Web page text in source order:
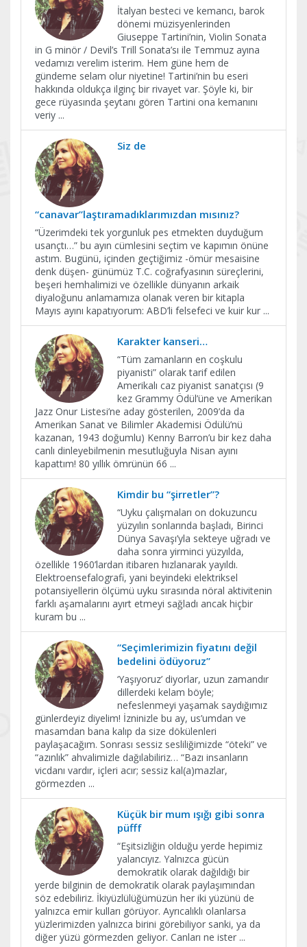
İtalyan besteci ve kemancı, barok
dönemi müzisyenlerinden
Giuseppe Tartini’nin, Violin Sonata
in G minör / Devil’s Trill Sonata’sı ile Temmuz ayına
vedamızı verelim isterim. Hem güne hem de
gündeme selam olur niyetine! Tartini’nin bu eseri
hakkında oldukça ilginç bir rivayet var. Şöyle ki, bir
gece rüyasında şeytanı gören Tartini ona kemanını
veriy ...
Siz de
“canavar”laştıramadıklarımızdan mısınız?
“Üzerimdeki tek yorgunluk pes etmekten duyduğum
usançtı…” bu ayın cümlesini seçtim ve kapımın önüne
astım. Bugünü, içinden geçtiğimiz -ömür mesaisine
denk düşen- günümüz T.C. coğrafyasının süreçlerini,
beşeri hemhalimizi ve özellikle dünyanın arkaik
diyaloğunu anlamamıza olanak veren bir kitapla
Mayıs ayını kapatıyorum: ABD’li felsefeci ve kuir kur ...
Karakter kanseri…
“Tüm zamanların en coşkulu
piyanisti” olarak tarif edilen
Amerikalı caz piyanist sanatçısı (9
kez Grammy Ödül’üne ve Amerikan
Jazz Onur Listesi’ne aday gösterilen, 2009’da da
Amerikan Sanat ve Bilimler Akademisi Ödülü’nü
kazanan, 1943 doğumlu) Kenny Barron’u bir kez daha
canlı dinleyebilmenin mesutluğuyla Nisan ayını
kapattım! 80 yıllık ömrünün 66 ...
Kimdir bu “şirretler”?
“Uyku çalışmaları on dokuzuncu
yüzyılın sonlarında başladı, Birinci
Dünya Savaşı’yla sekteye uğradı ve
daha sonra yirminci yüzyılda,
özellikle 1960’lardan itibaren hızlanarak yayıldı.
Elektroensefalografi, yani beyindeki elektriksel
potansiyellerin ölçümü uyku sırasında nöral aktivitenin
farklı aşamalarını ayırt etmeyi sağladı ancak hiçbir
kuram bu ...
“Seçimlerimizin fiyatını değil
bedelini ödüyoruz”
‘Yaşıyoruz’ diyorlar, uzun zamandır
dillerdeki kelam böyle;
nefeslenmeyi yaşamak saydığımız
günlerdeyiz diyelim! İzninizle bu ay, us’umdan ve
masamdan bana kalıp da size dökülenleri
paylaşacağım. Sonrası sessiz sesliliğimizde “öteki” ve
“azınlık” ahvalimizle dağılabiliriz… “Bazı insanların
vicdanı vardır, içleri acır; sessiz kal(a)mazlar,
görmezden ...
Küçük bir mum ışığı gibi sonra
püfff
“Eşitsizliğin olduğu yerde hepimiz
yalancıyız. Yalnızca gücün
demokratik olarak dağıldığı bir
yerde bilginin de demokratik olarak paylaşımından
söz edebiliriz. İkiyüzlülüğümüzün her iki yüzünü de
yalnızca emir kulları görüyor. Ayrıcalıklı olanlarsa
yüzlerimizden yalnızca birini görebiliyor sanki, ya da
diğer yüzü görmezden geliyor. Canları ne ister ...